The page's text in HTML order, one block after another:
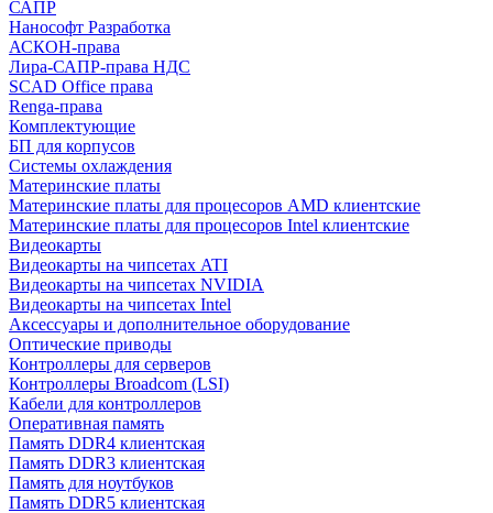
САПР
Нанософт Разработка
АСКОН-права
Лира-САПР-права НДС
SCAD Office права
Renga-права
Комплектующие
БП для корпусов
Системы охлаждения
Материнские платы
Материнские платы для процесоров AMD клиентские
Материнские платы для процесоров Intel клиентские
Видеокарты
Видеокарты на чипсетах ATI
Видеокарты на чипсетах NVIDIA
Видеокарты на чипсетах Intel
Аксессуары и дополнительное оборудование
Оптические приводы
Контроллеры для серверов
Контроллеры Broadcom (LSI)
Кабели для контроллеров
Оперативная память
Память DDR4 клиентская
Память DDR3 клиентская
Память для ноутбуков
Память DDR5 клиентская